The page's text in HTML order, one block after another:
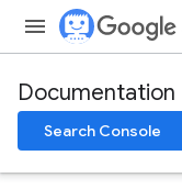
Documentation
Search Console